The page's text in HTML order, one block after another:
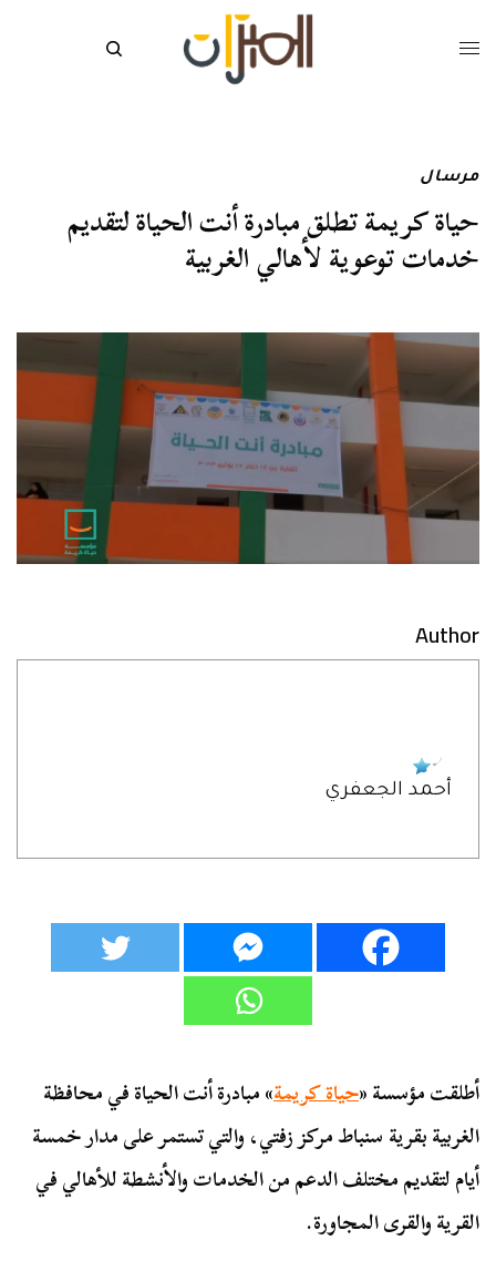
مرسال
حياة كريمة تطلق مبادرة أنت الحياة لتقديم
خدمات توعوية لأهالي الغربية
Author
أحمد الجعفري
أطلقت مؤسسة «حياة كريمة» مبادرة أنت الحياة في محافظة
الغربية بقرية سنباط مركز زفتي، والتي تستمر على مدار خمسة
أيام لتقديم مختلف الدعم من الخدمات والأنشطة للأهالي في
القرية والقرى المجاورة.